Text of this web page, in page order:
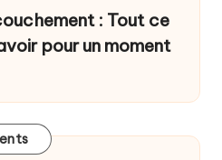
: Tout ce
pour un moment